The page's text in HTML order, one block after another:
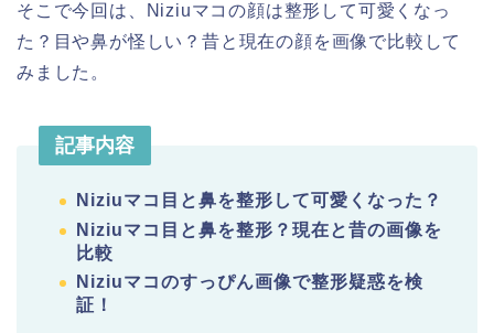
そこで今回は、Niziuマコの顔は整形して可愛くなっ
た？目や鼻が怪しい？昔と現在の顔を画像で比較して
みました。
記事内容
Niziuマコ目と鼻を整形して可愛くなった？
Niziuマコ目と鼻を整形？現在と昔の画像を
比較
Niziuマコのすっぴん画像で整形疑惑を検
証！